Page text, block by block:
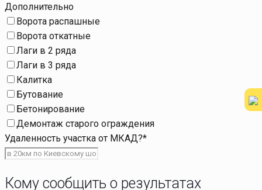
Дополнительно
Ворота распашные
Ворота откатные
Лаги в 2 ряда
Лаги в 3 ряда
Калитка
Бутование
Бетонирование
Демонтаж старого ограждения
Удаленность участка от МКАД?*
Кому сообщить о результатах